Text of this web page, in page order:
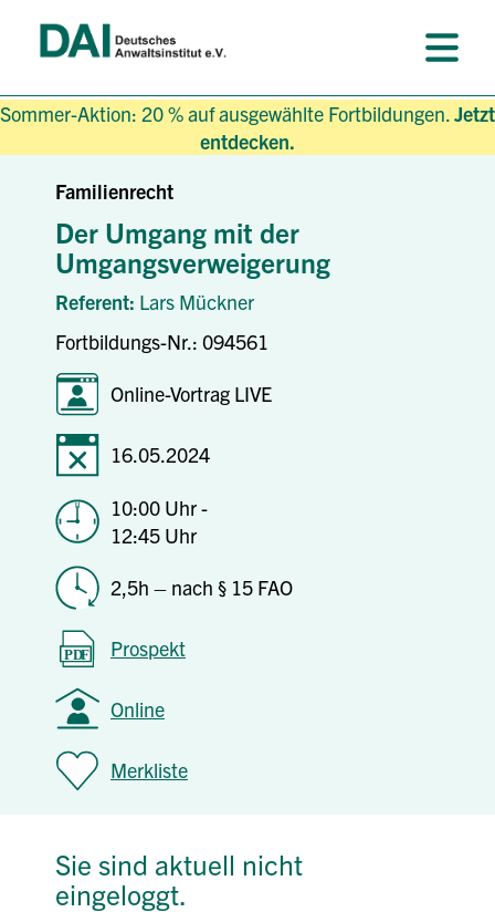
Sommer-Aktion: 20 % auf ausgewählte Fortbildungen.Jetzt
entdecken.
Familienrecht
Der Umgang mit der
Umgangsverweigerung
Referent: Lars Mückner
Fortbildungs-Nr.: 094561
Online-Vortrag LIVE
16.05.2024
10:00 Uhr -
12:45 Uhr
2,5h – nach § 15 FAO
Prospekt
Online
Merkliste
Sie sind aktuell nicht
eingeloggt.